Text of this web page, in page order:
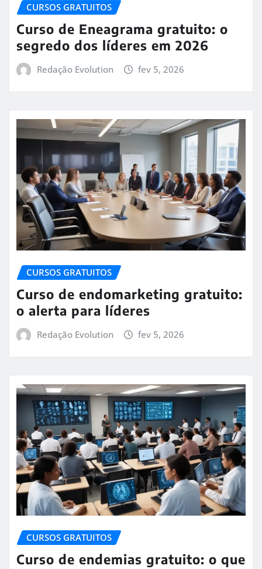
CURSOS GRATUITOS
Curso de Eneagrama gratuito: o
segredo dos líderes em 2026
Redação Evolution fev 5, 2026
CURSOS GRATUITOS
Curso de endomarketing gratuito:
o alerta para líderes
Redação Evolution fev 5, 2026
CURSOS GRATUITOS
Curso de endemias gratuito: o que